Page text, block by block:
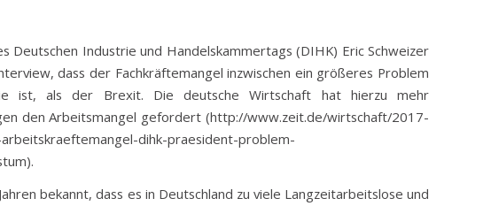
Deutschen Industrie und Handelskammertags (DIHK) Eric Schweizer
dass der Fachkräftemangel inzwischen ein größeres Problem
ist, als der Brexit. Die deutsche Wirtschaft hat hierzu mehr
den Arbeitsmangel gefordert (http://www.zeit.de/wirtschaft/2017-
dihk-praesident-problem-
bekannt, dass es in Deutschland zu viele Langzeitarbeitslose und